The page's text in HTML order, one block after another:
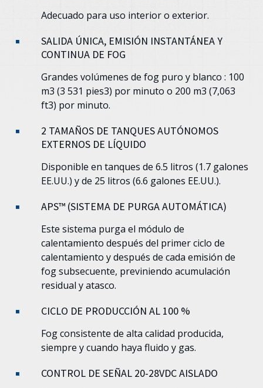
Adecuado para uso interior o exterior.
SALIDA ÚNICA, EMISIÓN INSTANTÁNEA Y
CONTINUA DE FOG
Grandes volúmenes de fog puro y blanco : 100
m3 (3 531 pies3) por minuto o 200 m3 (7,063
ft3) por minuto.
2 TAMAÑOS DE TANQUES AUTÓNOMOS
EXTERNOS DE LÍQUIDO
Disponible en tanques de 6.5 litros (1.7 galones
EE.UU.) y de 25 litros (6.6 galones EE.UU.).
APS™ (SISTEMA DE PURGA AUTOMÁTICA)
Este sistema purga el módulo de
calentamiento después del primer ciclo de
calentamiento y después de cada emisión de
fog subsecuente, previniendo acumulación
residual y atasco.
CICLO DE PRODUCCIÓN AL 100 %
Fog consistente de alta calidad producida,
siempre y cuando haya fluido y gas.
CONTROL DE SEÑAL 20-28VDC AISLADO